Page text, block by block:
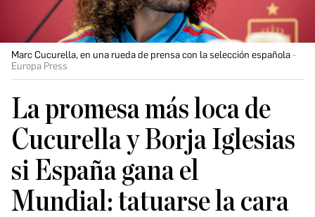
Marc Cucurella, en una rueda de prensa con la selección española
Europa Press
La promesa más loca de
Cucurella y Borja Iglesias
si España gana el
Mundial: tatuarse la cara